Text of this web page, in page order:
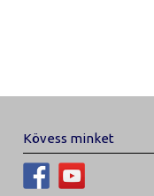
Kövess minket